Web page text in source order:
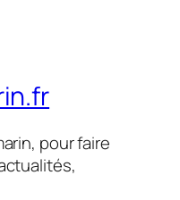
pour faire